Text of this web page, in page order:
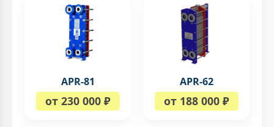
APR-81
от 230 000 ₽
APR-62
от 188 000 ₽